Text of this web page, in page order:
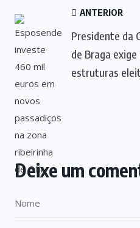
ANTERIOR
Presidente da
de Braga
estruturas
Deixe um